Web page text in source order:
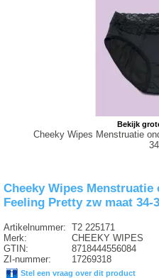
Bekijk
Cheeky Wipes Menstruatie
Cheeky Wipes Menstruatie
Feeling Pretty zw maat 34-
Artikelnummer:
Merk:
GTIN:
ZI-nummer:
T2 225171
CHEEKY WIPES
8718444556084
17269318
Stel een vraag over dit product